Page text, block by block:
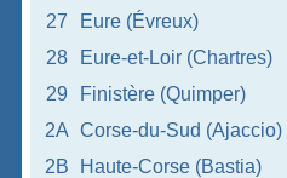
27 Eure (Évreux)
28
Eure-et-Loir (Chartres)
29
Finistère (Quimper)
2A Corse-du-Sud (Ajaccio)
2B
Haute-Corse (Bastia)